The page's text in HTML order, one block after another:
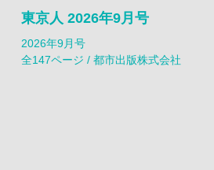
東京人 2026年9月号
2026年9月号
全147ページ / 都市出版株式会社